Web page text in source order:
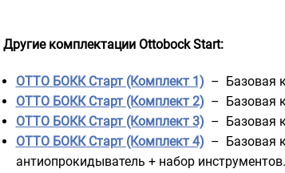
Другие комплектации Ottobock Start:
ОТТО БОКК Старт (Комплект 1) – Базовая
ОТТО БОКК Старт (Комплект 2) – Базовая
ОТТО БОКК Старт (Комплект 3) – Базовая
ОТТО БОКК Старт (Комплект 4) – Базовая
антиопрокидыватель + набор инструментов.